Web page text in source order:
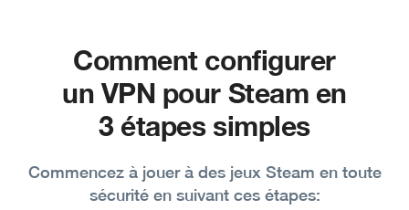
Comment configurer
un VPN pour Steam en
3 étapes simples
Commencez à jouer à des jeux Steam en toute
sécurité en suivant ces étapes: